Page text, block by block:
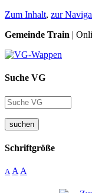
Zum Inhalt, zur
Gemeinde Train |
Suche VG
suchen
Schriftgröße
A A A